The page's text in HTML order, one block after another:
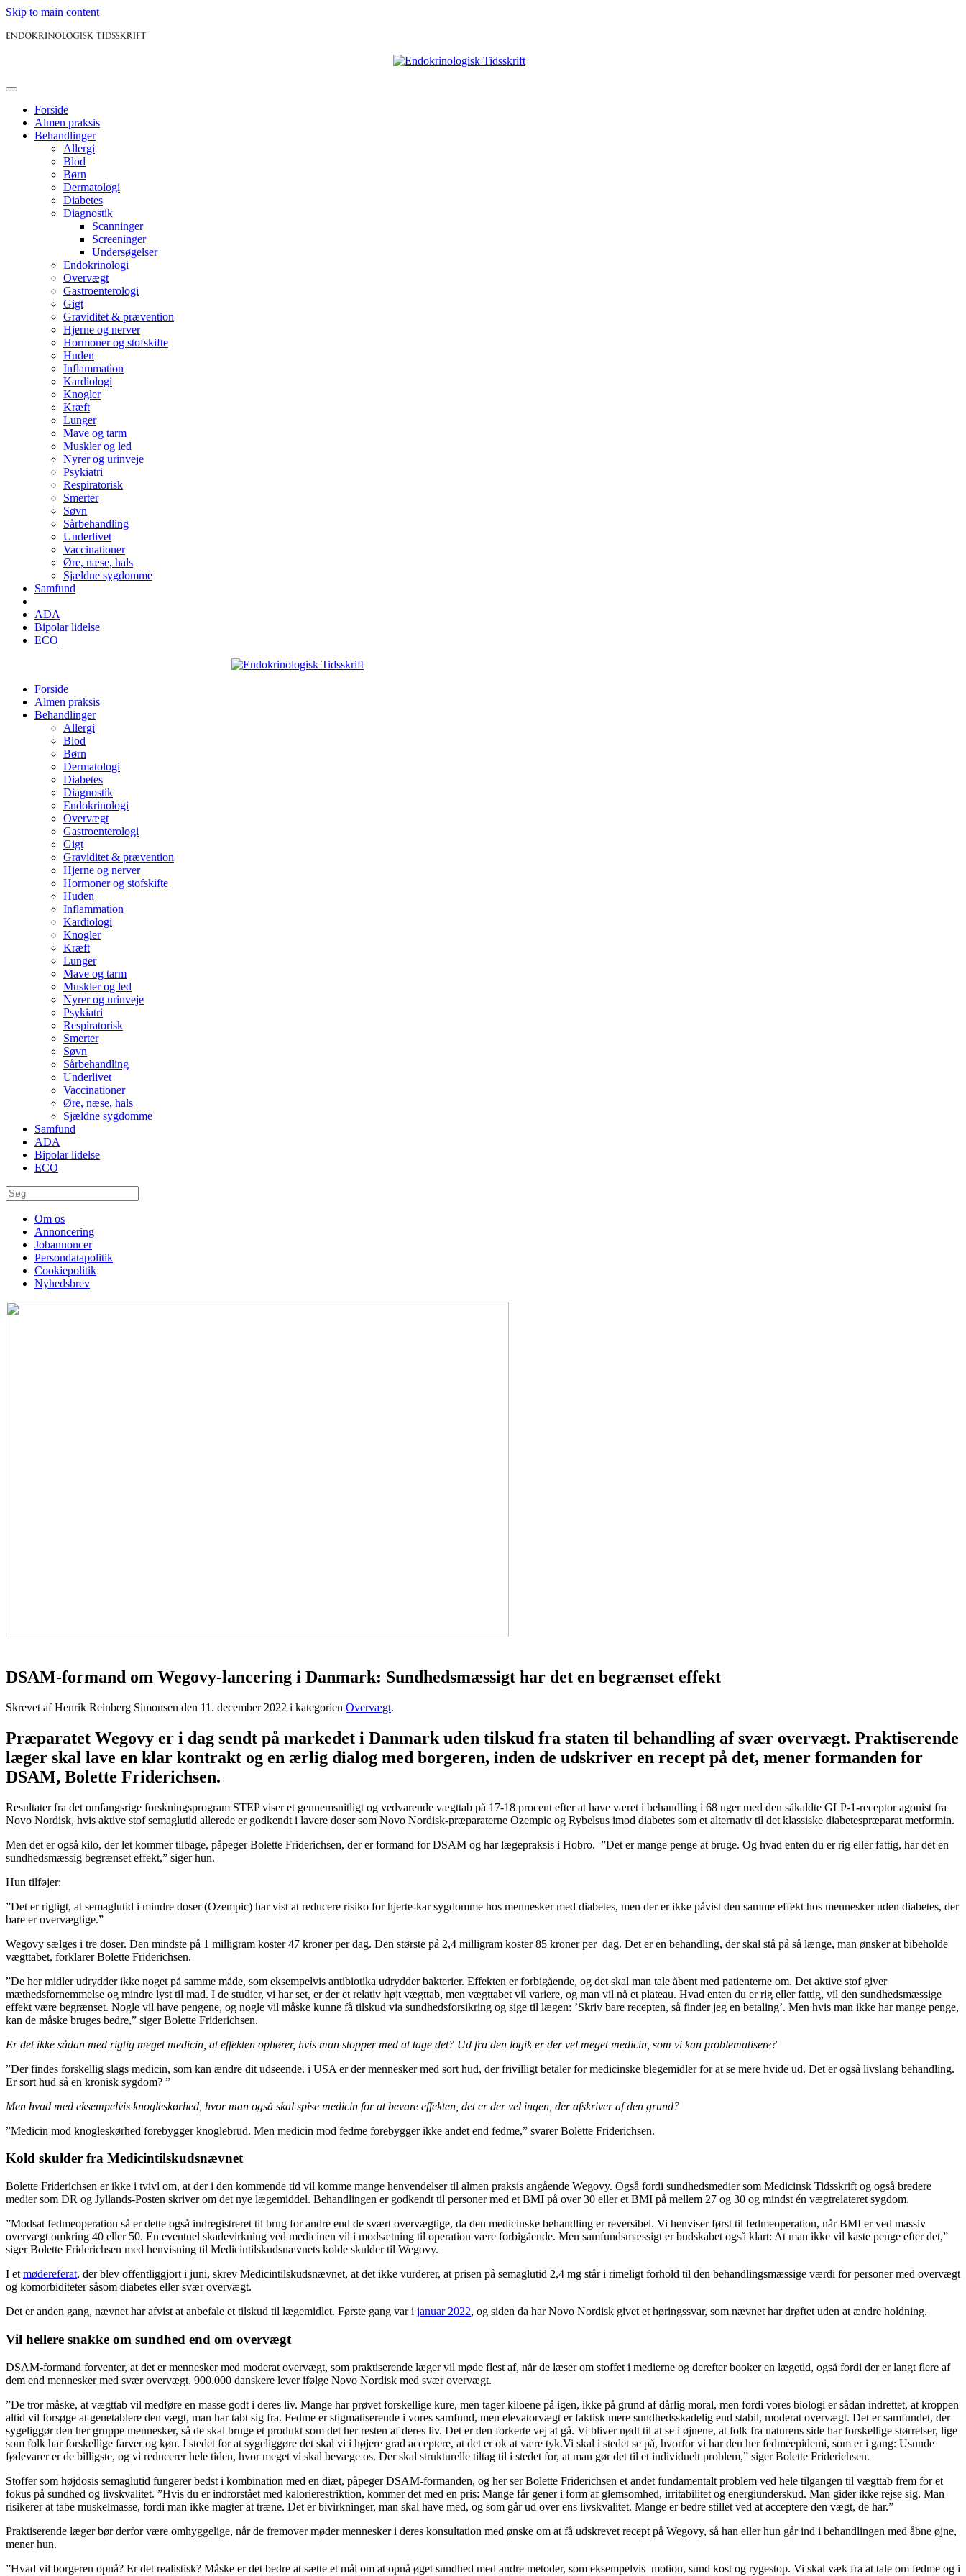
Skip to main content
Forside
Almen praksis
Behandlinger
Allergi
Blod
Børn
Dermatologi
Diabetes
Diagnostik
Scanninger
Screeninger
Undersøgelser
Endokrinologi
Overvægt
Gastroenterologi
Gigt
Graviditet & prævention
Hjerne og nerver
Hormoner og stofskifte
Huden
Inflammation
Kardiologi
Knogler
Kræft
Lunger
Mave og tarm
Muskler og led
Nyrer og urinveje
Psykiatri
Respiratorisk
Smerter
Søvn
Sårbehandling
Underlivet
Vaccinationer
Øre, næse, hals
Sjældne sygdomme
Samfund
ADA
Bipolar lidelse
ECO
Forside
Almen praksis
Behandlinger
Allergi
Blod
Børn
Dermatologi
Diabetes
Diagnostik
Endokrinologi
Overvægt
Gastroenterologi
Gigt
Graviditet & prævention
Hjerne og nerver
Hormoner og stofskifte
Huden
Inflammation
Kardiologi
Knogler
Kræft
Lunger
Mave og tarm
Muskler og led
Nyrer og urinveje
Psykiatri
Respiratorisk
Smerter
Søvn
Sårbehandling
Underlivet
Vaccinationer
Øre, næse, hals
Sjældne sygdomme
Samfund
ADA
Bipolar lidelse
ECO
Om os
Annoncering
Jobannoncer
Persondatapolitik
Cookiepolitik
Nyhedsbrev
DSAM-formand om Wegovy-lancering i Danmark: Sundhedsmæssigt har det en begrænset effekt
Skrevet af Henrik Reinberg Simonsen den 11. december 2022 i kategorien Overvægt.
Præparatet Wegovy er i dag sendt på markedet i Danmark uden tilskud fra staten til behandling af svær overvægt. Praktiserende
læger skal lave en klar kontrakt og en ærlig dialog med borgeren, inden de udskriver en recept på det, mener formanden for
DSAM, Bolette Friderichsen.
Resultater fra det omfangsrige forskningsprogram STEP viser et gennemsnitligt og vedvarende vægttab på 17-18 procent efter at have været i behandling i 68 uger med den såkaldte GLP-1-receptor agonist fra
Novo Nordisk, hvis aktive stof semaglutid allerede er godkendt i lavere doser som Novo Nordisk-præparaterne Ozempic og Rybelsus imod diabetes som et alternativ til det klassiske diabetespræparat metformin.
Men det er også kilo, der let kommer tilbage, påpeger Bolette Friderichsen, der er formand for DSAM og har lægepraksis i Hobro. ”Det er mange penge at bruge. Og hvad enten du er rig eller fattig, har det en
sundhedsmæssig begrænset effekt,” siger hun.
Hun tilføjer:
”Det er rigtigt, at semaglutid i mindre doser (Ozempic) har vist at reducere risiko for hjerte-kar sygdomme hos mennesker med diabetes, men der er ikke påvist den samme effekt hos mennesker uden diabetes, der
bare er overvægtige.”
Wegovy sælges i tre doser. Den mindste på 1 milligram koster 47 kroner per dag. Den største på 2,4 milligram koster 85 kroner per dag. Det er en behandling, der skal stå på så længe, man ønsker at bibeholde
vægttabet, forklarer Bolette Friderichsen.
”De her midler udrydder ikke noget på samme måde, som eksempelvis antibiotika udrydder bakterier. Effekten er forbigående, og det skal man tale åbent med patienterne om. Det aktive stof giver
mæthedsfornemmelse og mindre lyst til mad. I de studier, vi har set, er der et relativ højt vægttab, men vægttabet vil variere, og man vil nå et plateau. Hvad enten du er rig eller fattig, vil den sundhedsmæssige
effekt være begrænset. Nogle vil have pengene, og nogle vil måske kunne få tilskud via sundhedsforsikring og sige til lægen: ’Skriv bare recepten, så finder jeg en betaling’. Men hvis man ikke har mange penge,
kan de måske bruges bedre,” siger Bolette Friderichsen.
Er det ikke sådan med rigtig meget medicin, at effekten ophører, hvis man stopper med at tage det? Ud fra den logik er der vel meget medicin, som vi kan problematisere?
”Der findes forskellig slags medicin, som kan ændre dit udseende. i USA er der mennesker med sort hud, der frivilligt betaler for medicinske blegemidler for at se mere hvide ud. Det er også livslang behandling.
Er sort hud så en kronisk sygdom? ”
Men hvad med eksempelvis knogleskørhed, hvor man også skal spise medicin for at bevare effekten, det er der vel ingen, der afskriver af den grund?
”Medicin mod knogleskørhed forebygger knoglebrud. Men medicin mod fedme forebygger ikke andet end fedme,” svarer Bolette Friderichsen.
Kold skulder fra Medicintilskudsnævnet
Bolette Friderichsen er ikke i tvivl om, at der i den kommende tid vil komme mange henvendelser til almen praksis angående Wegovy. Også fordi sundhedsmedier som Medicinsk Tidsskrift og også bredere
medier som DR og Jyllands-Posten skriver om det nye lægemiddel. Behandlingen er godkendt til personer med et BMI på over 30 eller et BMI på mellem 27 og 30 og mindst én vægtrelateret sygdom.
”Modsat fedmeoperation så er dette også indregistreret til brug for andre end de svært overvægtige, da den medicinske behandling er reversibel. Vi henviser først til fedmeoperation, når BMI er ved massiv
overvægt omkring 40 eller 50. En eventuel skadevirkning ved medicinen vil i modsætning til operation være forbigående. Men samfundsmæssigt er budskabet også klart: At man ikke vil kaste penge efter det,”
siger Bolette Friderichsen med henvisning til Medicintilskudsnævnets kolde skulder til Wegovy.
I et mødereferat, der blev offentliggjort i juni, skrev Medicintilskudsnævnet, at det ikke vurderer, at prisen på semaglutid 2,4 mg står i rimeligt forhold til den behandlingsmæssige værdi for personer med overvægt
og komorbiditeter såsom diabetes eller svær overvægt.
Det er anden gang, nævnet har afvist at anbefale et tilskud til lægemidlet. Første gang var i januar 2022, og siden da har Novo Nordisk givet et høringssvar, som nævnet har drøftet uden at ændre holdning.
Vil hellere snakke om sundhed end om overvægt
DSAM-formand forventer, at det er mennesker med moderat overvægt, som praktiserende læger vil møde flest af, når de læser om stoffet i medierne og derefter booker en lægetid, også fordi der er langt flere af
dem end mennesker med svær overvægt. 900.000 danskere lever ifølge Novo Nordisk med svær overvægt.
”De tror måske, at vægttab vil medføre en masse godt i deres liv. Mange har prøvet forskellige kure, men tager kiloene på igen, ikke på grund af dårlig moral, men fordi vores biologi er sådan indrettet, at kroppen
altid vil forsøge at genetablere den vægt, man har tabt sig fra. Fedme er stigmatiserende i vores samfund, men elevatorvægt er faktisk mere sundhedsskadelig end stabil, moderat overvægt. Det er samfundet, der
sygeliggør den her gruppe mennesker, så de skal bruge et produkt som det her resten af deres liv. Det er den forkerte vej at gå. Vi bliver nødt til at se i øjnene, at folk fra naturens side har forskellige størrelser, lige
som folk har forskellige farver og køn. I stedet for at sygeliggøre det skal vi i højere grad acceptere, at det er ok at være tyk.Vi skal i stedet se på, hvorfor vi har den her fedmeepidemi, som er i gang: Usunde
fødevarer er de billigste, og vi reducerer hele tiden, hvor meget vi skal bevæge os. Der skal strukturelle tiltag til i stedet for, at man gør det til et individuelt problem,” siger Bolette Friderichsen.
Stoffer som højdosis semaglutid fungerer bedst i kombination med en diæt, påpeger DSAM-formanden, og her ser Bolette Friderichsen et andet fundamentalt problem ved hele tilgangen til vægttab frem for et
fokus på sundhed og livskvalitet. ”Hvis du er indforstået med kalorierestriktion, kommer det med en pris: Mange får gener i form af glemsomhed, irritabilitet og energiunderskud. Man gider ikke rejse sig. Man
risikerer at tabe muskelmasse, fordi man ikke magter at træne. Det er bivirkninger, man skal have med, og som går ud over ens livskvalitet. Mange er bedre stillet ved at acceptere den vægt, de har.”
Praktiserende læger bør derfor være omhyggelige, når de fremover møder mennesker i deres konsultation med ønske om at få udskrevet recept på Wegovy, så han eller hun går ind i behandlingen med åbne øjne,
mener hun.
”Hvad vil borgeren opnå? Er det realistisk? Måske er det bedre at sætte et mål om at opnå øget sundhed med andre metoder, som eksempelvis motion, sund kost og rygestop. Vi skal væk fra at tale om fedme og i